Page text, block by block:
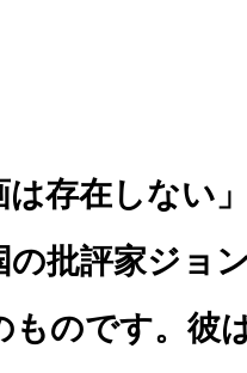
は存在しない
批評家ジョ
ものです。彼